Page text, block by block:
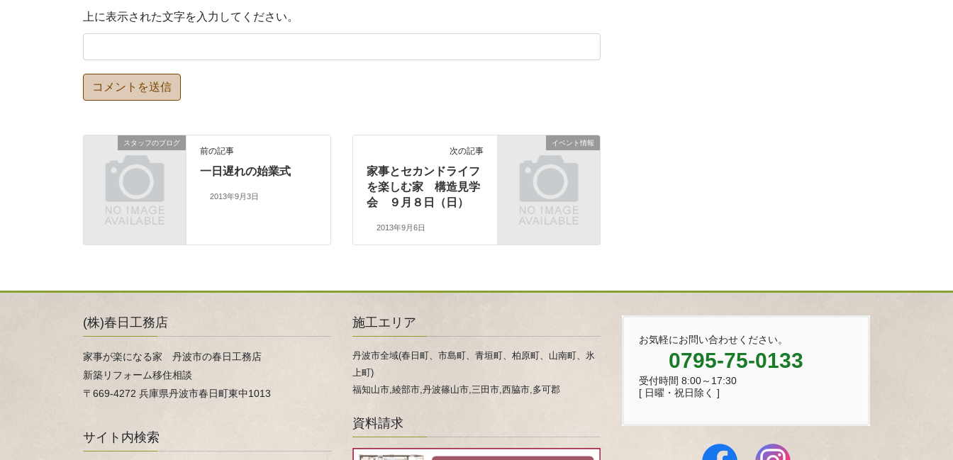
上に表示された文字を入力してください。
スタッフのブログ
前の記事
一日遅れの始業式
2013年9月3日
イベント情報
次の記事
家事とセカンドライフ
を楽しむ家 構造見学
会 ９月８日（日）
2013年9月6日
(株)春日工務店
家事が楽になる家 丹波市の春日工務店
新築リフォーム移住相談
〒669-4272 兵庫県丹波市春日町東中1013
サイト内検索
施工エリア
丹波市全域(春日町、市島町、青垣町、柏原町、山南町、氷
上町)
福知山市,綾部市,丹波篠山市,三田市,西脇市,多可郡
資料請求
お気軽にお問い合わせください。
0795-75-0133
受付時間 8:00～17:30
[ 日曜・祝日除く ]